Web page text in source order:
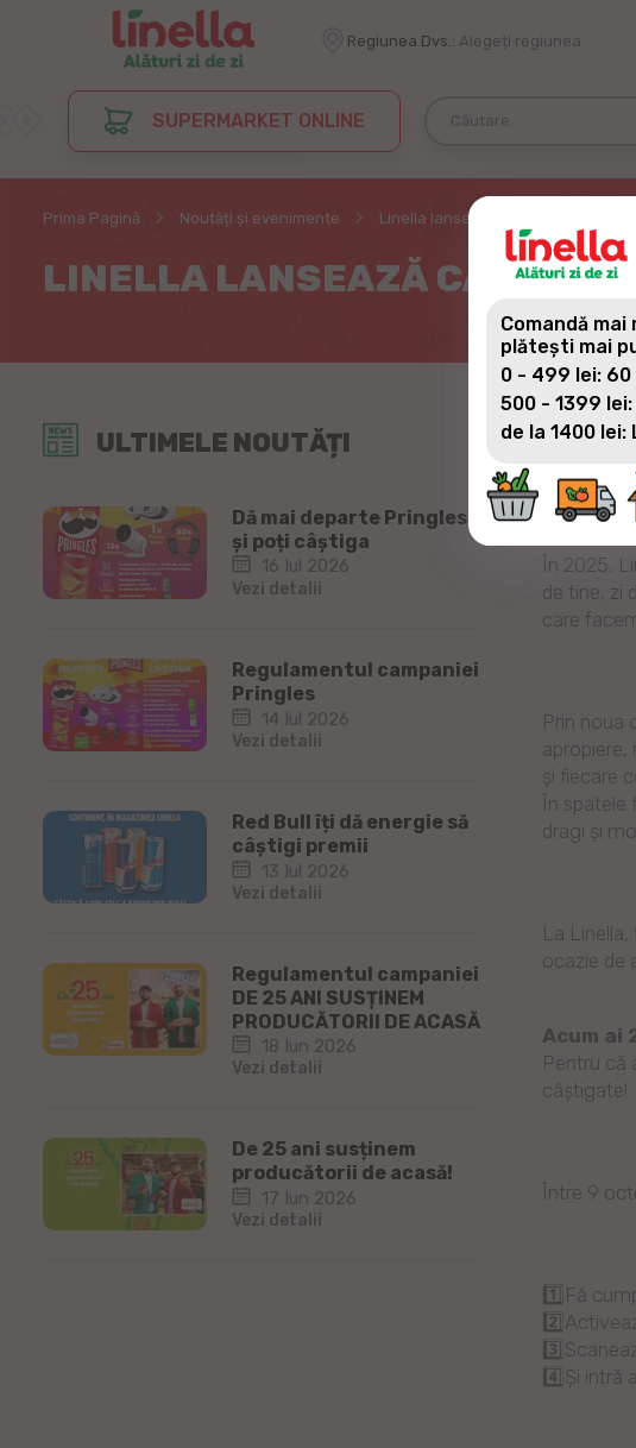
Regiunea Dvs.: Alegeți regiunea
SUPERMARKET ONLINE
Prima Pagină Noutăți și evenimente Linella lansează campania 200 de
LINELLA LANSEAZĂ
ULTIMELE NOUTĂȚI
Dă mai departe Pringles
și poți câștiga
16 Iul 2026
Vezi detalii
Regulamentul campaniei
Pringles
14 Iul 2026
Vezi detalii
Red Bull îți dă energie să
câștigi premii
13 Iul 2026
Vezi detalii
Regulamentul campaniei
DE 25 ANI SUSȚINEM
PRODUCĂTORII DE ACASĂ
18 Iun 2026
Vezi detalii
De 25 ani susținem
producătorii de acasă!
17 Iun 2026
Vezi detalii
200 de
În 2025,
de tine, zi
care
Prin noua
apropiere,
și fiecare
În spatele
dragi și
La
ocazie de
Acum ai
Pentru că
câștigate!
Între 9
1️⃣Fă
4️⃣Și intră
Comandă mai
plătești mai
0 - 499 lei: 60
500 - 1399
de la 1400